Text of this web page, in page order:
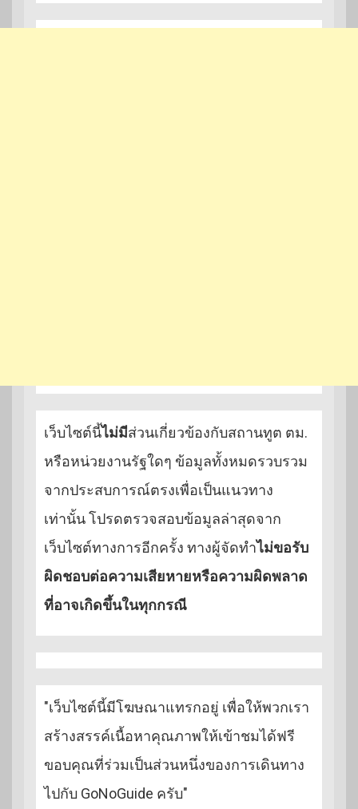
เว็บไซต์นี้ไม่มีส่วนเกี่ยวข้องกับสถานทูต ตม.
หรือหน่วยงานรัฐใดๆ ข้อมูลทั้งหมดรวบรวม
จากประสบการณ์ตรงเพื่อเป็นแนวทาง
เท่านั้น โปรดตรวจสอบข้อมูลล่าสุดจาก
เว็บไซต์ทางการอีกครั้ง ทางผู้จัดทำไม่ขอรับ
ผิดชอบต่อความเสียหายหรือความผิดพลาด
ที่อาจเกิดขึ้นในทุกกรณี
"เว็บไซต์นี้มีโฆษณาแทรกอยู่ เพื่อให้พวกเรา
สร้างสรรค์เนื้อหาคุณภาพให้เข้าชมได้ฟรี
ขอบคุณที่ร่วมเป็นส่วนหนึ่งของการเดินทาง
ไปกับ GoNoGuide ครับ"